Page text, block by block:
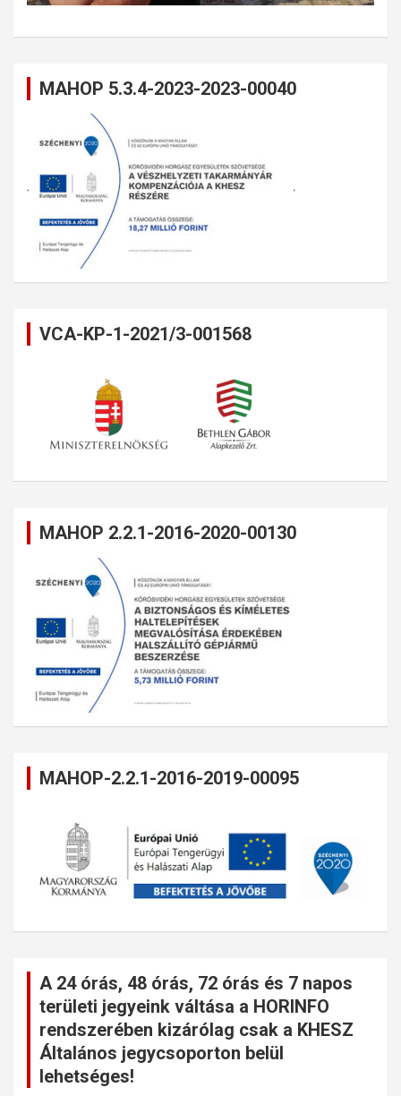
MAHOP 5.3.4-2023-2023-00040
VCA-KP-1-2021/3-001568
MAHOP 2.2.1-2016-2020-00130
MAHOP-2.2.1-2016-2019-00095
A 24 órás, 48 órás, 72 órás és 7 napos
területi jegyeink váltása a HORINFO
rendszerében kizárólag csak a KHESZ
Általános jegycsoporton belül
lehetséges!